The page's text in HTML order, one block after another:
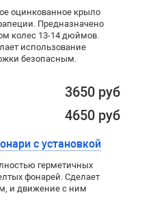
оцинкованное крыло
Предназначено
колес 13-14 дюймов.
использование
безопасным.
3650 руб
4650 руб
с установкой
герметичных
фонарей. Сделает
и движение с ним